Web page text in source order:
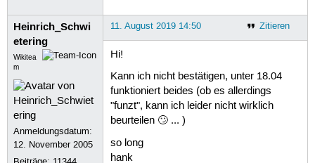
Heinrich_Schwi
etering
Wikitea
m
Anmeldungsdatum:
12. November 2005
Zitieren
11. August 2019 14:50
Hi!
Kann ich nicht bestätigen, unter 18.04
funktioniert beides (ob es allerdings
"funzt", kann ich leider nicht wirklich
beurteilen 🙄 ... )
so long
hank